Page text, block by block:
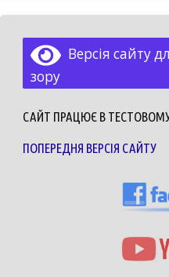
Версія сайту
зору
САЙТ ПРАЦЮЄ В
ПОПЕРЕДНЯ ВЕРСІЯ САЙТУ